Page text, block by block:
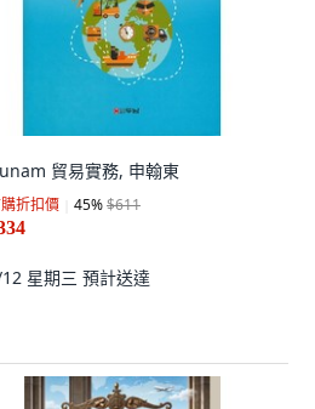
貿易實務, 申翰東
折扣價 45%$611
星期三 預計送達